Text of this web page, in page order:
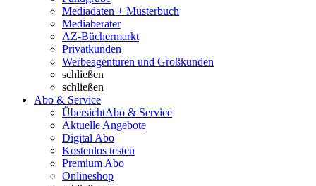
Mediadaten + Musterbuch
Mediaberater
AZ-Büchermarkt
Privatkunden
Werbeagenturen und Großkunden
schließen
schließen
Abo & Service
ÜbersichtAbo & Service
Aktuelle Angebote
Digital Abo
Kostenlos testen
Premium Abo
Onlineshop